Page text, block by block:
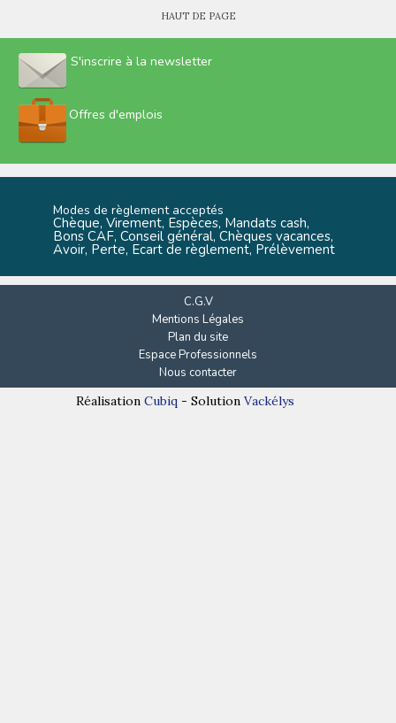
HAUT DE PAGE
S'inscrire à la newsletter
Offres d'emplois
Modes de règlement acceptés
Chèque, Virement, Espèces, Mandats cash,
Bons CAF, Conseil général, Chèques vacances,
Avoir, Perte, Ecart de règlement, Prélèvement
C.G.V
Mentions Légales
Plan du site
Espace Professionnels
Nous contacter
Réalisation Cubiq- Solution Vackélys